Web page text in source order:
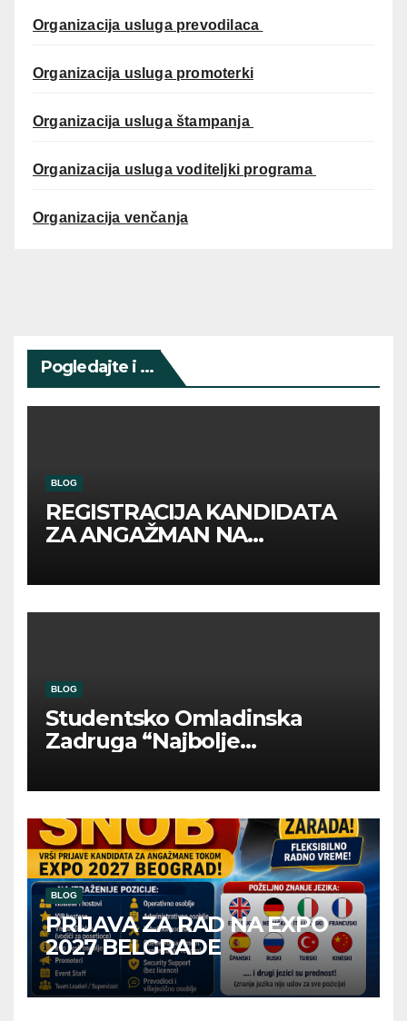
Organizacija usluga prevodilaca
Organizacija usluga promoterki
Organizacija usluga štampanja
Organizacija usluga voditeljki programa
Organizacija venčanja
Pogledajte i ...
BLOG
REGISTRACIJA KANDIDATA
ZA ANGAŽMAN NA
BLOG
Studentsko Omladinska
Zadruga “Najbolje
BLOG
PRIJAVA ZA RAD NA EXPO
2027 BELGRADE